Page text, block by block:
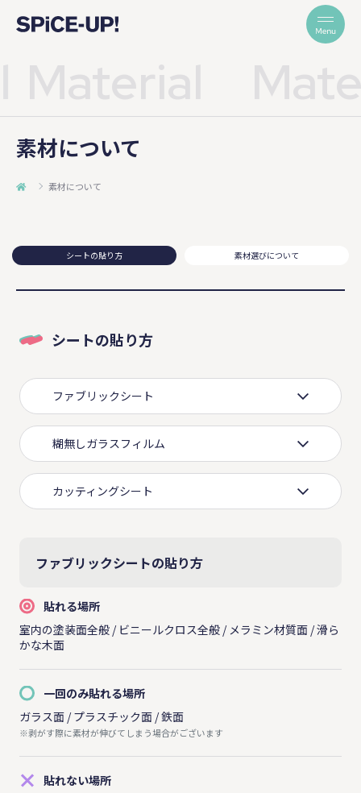
素材について
素材について
シートの貼り方 素材選びについて
シートの貼り方
ファブリックシート
糊無しガラスフィルム
カッティングシート
ファブリックシートの貼り方
貼れる場所
室内の塗装面全般 / ビニールクロス全般 / メラミン材質面 / 滑ら
かな木面
一回のみ貼れる場所
ガラス面 / プラスチック面 / 鉄面
※剥がす際に素材が伸びてしまう場合がございます
貼れない場所